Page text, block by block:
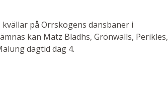
på Orrskogens dansbaner i
kan Matz Bladhs, Grönwalls, Perikles,
dagtid dag 4.